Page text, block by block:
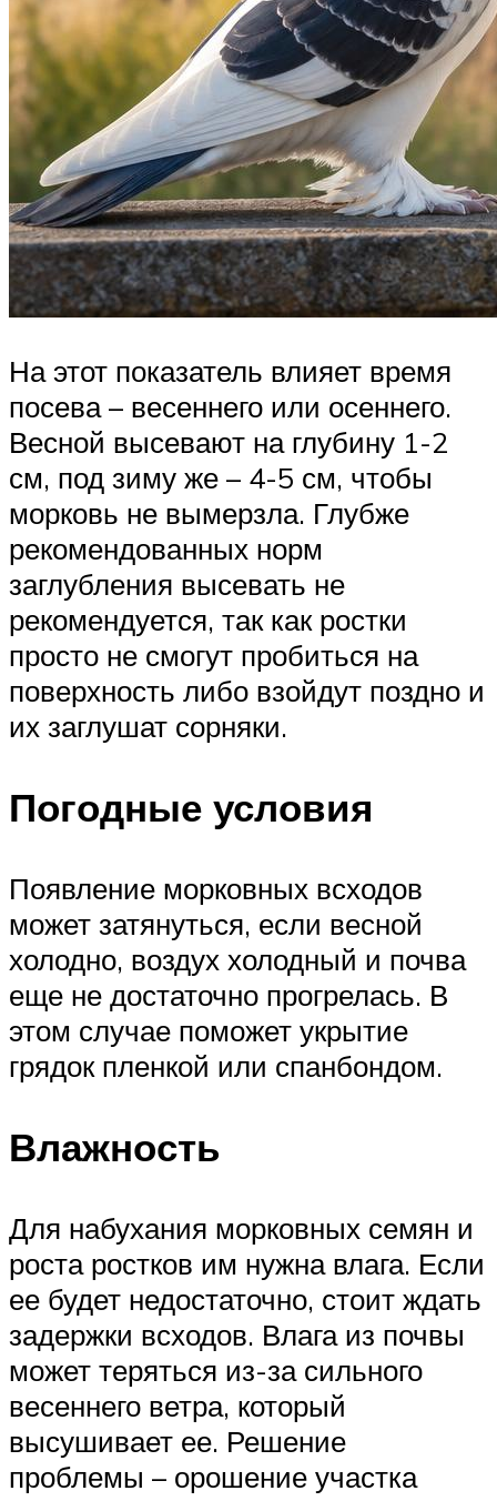
На этот показатель влияет время
посева – весеннего или осеннего.
Весной высевают на глубину 1-2
см, под зиму же – 4-5 см, чтобы
морковь не вымерзла. Глубже
рекомендованных норм
заглубления высевать не
рекомендуется, так как ростки
просто не смогут пробиться на
поверхность либо взойдут поздно и
их заглушат сорняки.
Погодные условия
Появление морковных всходов
может затянуться, если весной
холодно, воздух холодный и почва
еще не достаточно прогрелась. В
этом случае поможет укрытие
грядок пленкой или спанбондом.
Влажность
Для набухания морковных семян и
роста ростков им нужна влага. Если
ее будет недостаточно, стоит ждать
задержки всходов. Влага из почвы
может теряться из-за сильного
весеннего ветра, который
высушивает ее. Решение
проблемы – орошение участка